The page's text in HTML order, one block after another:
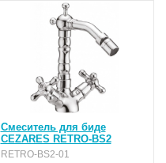
Смеситель для биде
CEZARES RETRO-BS2
RETRO-BS2-01